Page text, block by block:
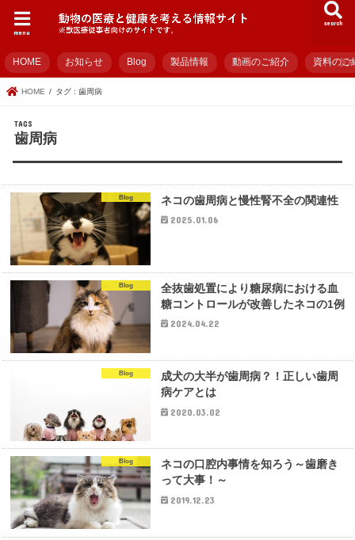
search
menu
HOME お知らせ Blog 製品情報 動画のご紹介 資料のご
HOME タグ : 歯周病
歯周病
Blog ネコの歯周病と慢性腎不全の関連性
2025.01.06
Blog
全抜歯処置により糖尿病における血
糖コントロールが改善したネコの1例
2024.04.22
Blog
成犬の大半が歯周病？！正しい歯周
病ケアとは
2020.03.02
Blog
ネコの口腔内事情を知ろう～歯磨き
って大事！～
2019.12.23